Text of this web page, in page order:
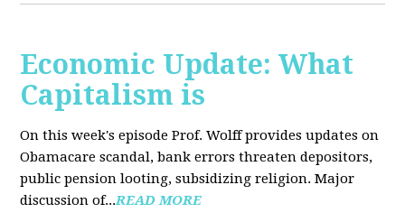
Economic Update: What
Capitalism is
On this week's episode Prof. Wolff provides updates on
Obamacare scandal, bank errors threaten depositors,
public pension looting, subsidizing religion. Major
discussion of...READ MORE